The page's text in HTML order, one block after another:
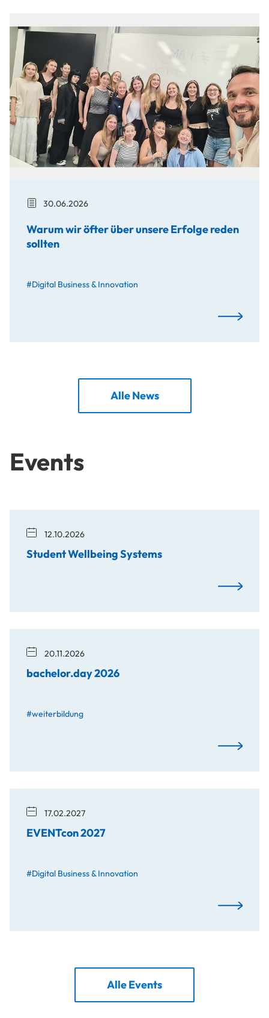
30.06.2026
Warum wir öfter über unsere Erfolge reden
sollten
#Digital Business & Innovation
Warum wir
Alle News
Events
12.10.2026
Student Wellbeing Systems
Student
20.11.2026
bachelor.day 2026
#weiterbildung
17.02.2027
EVENTcon 2027
#Digital Business & Innovation
EVENTcon
Alle Events